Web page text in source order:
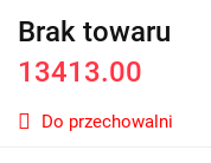
Brak towaru
13413.00
Do przechowalni